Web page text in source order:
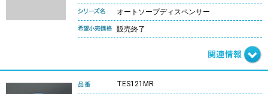
オートソープディスペンサー
販売終了
TES121MR